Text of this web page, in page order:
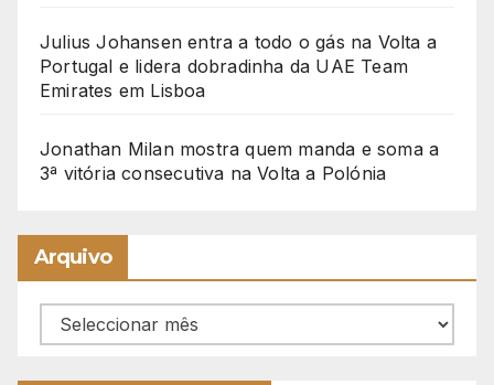
Julius Johansen entra a todo o gás na Volta a
Portugal e lidera dobradinha da UAE Team
Emirates em Lisboa
Jonathan Milan mostra quem manda e soma a
3ª vitória consecutiva na Volta a Polónia
Arquivo
Arquivo